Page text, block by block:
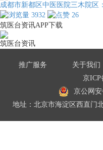
成都市新都区中医医院三木院区
3932
26
筑医台资讯APP下载
筑医台资讯
推广服务 关于我们
京ICP
京公网安
地址：北京市海淀区西直门